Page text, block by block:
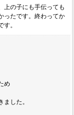
上の子にも手伝っても
ったです。終わってか
。
め
した。